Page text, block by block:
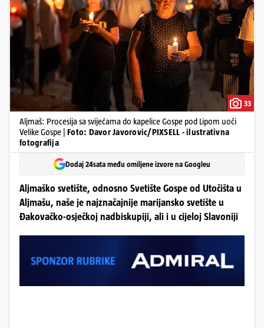
33
Aljmaš: Procesija sa svijećama do kapelice Gospe pod Lipom uoči
Velike Gospe | Foto: Davor Javorovic/PIXSELL - ilustrativna
fotografija
Dodaj 24sata među omiljene izvore na Googleu
Aljmaško svetište, odnosno Svetište Gospe od Utočišta u
Aljmašu, naše je najznačajnije marijansko svetište u
Đakovačko-osječkoj nadbiskupiji, ali i u cijeloj Slavoniji